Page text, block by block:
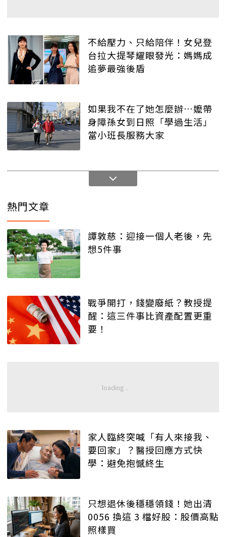
不給壓力、只給陪伴！女兒登
台拉大提琴耀眼發光：媽媽成
追夢最強後盾
如果我不在了她怎麼辦…嬤帶
身障孫女到日照「學過生活」
當小班長服務大家
熱門文章
譚敦慈：迎接一個人老後，先
想5件事
戰爭開打，錢變廢紙？教授提
醒：這三件事比資產配置更重
要！
家人臨終突喊「有人來接我、
要回家」？醫授回應方式快
學：避免抱憾終生
只想退休後穩穩領錢！她出清
0056 換這 3 檔好股：股價高點
照樣買